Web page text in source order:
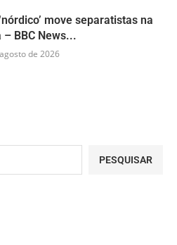
move separatistas na
– BBC News...
de 2026
PESQUISAR